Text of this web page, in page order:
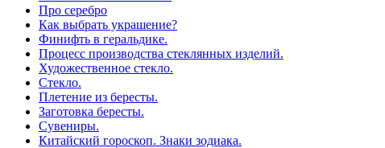
Про серебро
Как выбрать украшение?
Финифть в геральдике.
Процесс производства стеклянных изделий.
Художественное стекло.
Стекло.
Плетение из бересты.
Заготовка бересты.
Сувениры.
Китайский гороскоп. Знаки зодиака.